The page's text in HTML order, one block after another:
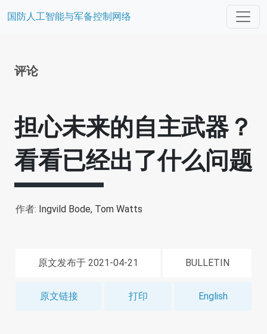
国防人工智能与军备控制网络
评论
担心未来的自主武器？
看看已经出了什么问题
作者: Ingvild Bode, Tom Watts
原文发布于 2021-04-21 BULLETIN
原文链接 打印 English